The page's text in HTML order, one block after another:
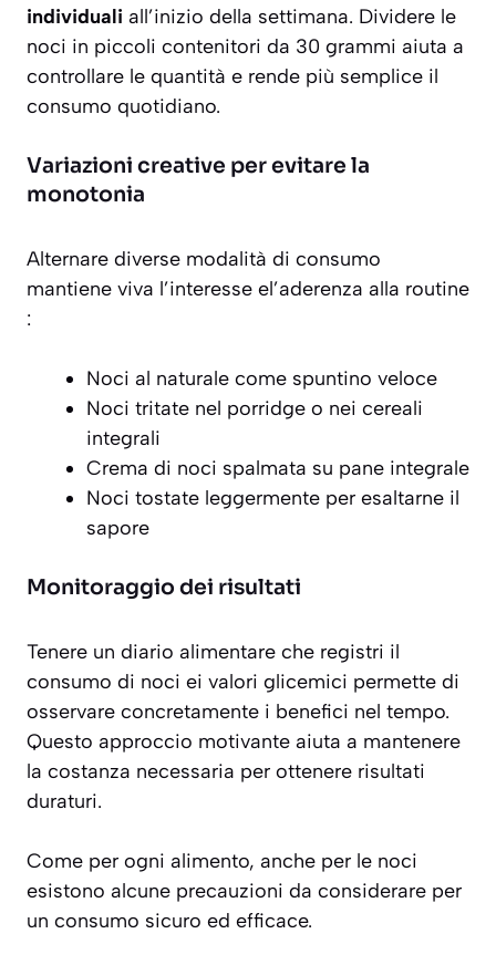
individuali all’inizio della settimana. Dividere le
noci in piccoli contenitori da 30 grammi aiuta a
controllare le quantità e rende più semplice il
consumo quotidiano.
Variazioni creative per evitare la
monotonia
Alternare diverse modalità di consumo
mantiene viva l’interesse el’aderenza alla routine
:
Noci al naturale come spuntino veloce
Noci tritate nel porridge o nei cereali
integrali
Crema di noci spalmata su pane integrale
Noci tostate leggermente per esaltarne il
sapore
Monitoraggio dei risultati
Tenere un diario alimentare che registri il
consumo di noci ei valori glicemici permette di
osservare concretamente i benefici nel tempo.
Questo approccio motivante aiuta a mantenere
la costanza necessaria per ottenere risultati
duraturi.
Come per ogni alimento, anche per le noci
esistono alcune precauzioni da considerare per
un consumo sicuro ed efficace.